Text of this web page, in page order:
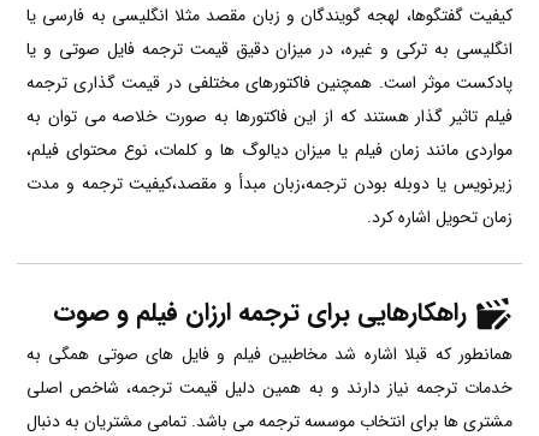
کیفیت گفتگوها، لهجه گویندگان و زبان مقصد مثلا انگلیسی به فارسی یا
انگلیسی به ترکی و غیره، در میزان دقیق قیمت ترجمه فایل صوتی و یا
پادکست موثر است. همچنین فاکتورهای مختلفی در قیمت گذاری ترجمه
فیلم تاثیر گذار هستند که از این فاکتورها به صورت خلاصه می توان به
مواردی مانند زمان فیلم یا میزان دیالوگ ها و کلمات، نوع محتوای فیلم،
زیرنویس یا دوبله بودن ترجمه،زبان مبدأ و مقصد،کیفیت ترجمه و مدت
زمان تحویل اشاره کرد.
راهکارهایی برای ترجمه ارزان فیلم و صوت
همانطور که قبلا اشاره شد مخاطبین فیلم و فایل های صوتی همگی به
خدمات ترجمه نیاز دارند و به همین دلیل قیمت ترجمه، شاخص اصلی
مشتری ها برای انتخاب موسسه ترجمه می باشد. تمامی مشتریان به دنبال